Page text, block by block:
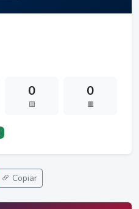
0
🟨
0
🟥
Copiar